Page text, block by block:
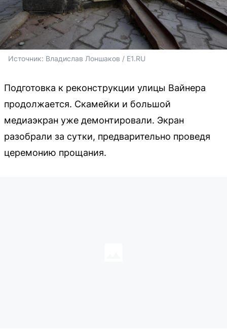
Источник: Владислав Лоншаков / E1.RU
Подготовка к реконструкции улицы Вайнера
продолжается. Скамейки и большой
медиаэкран уже демонтировали. Экран
разобрали за сутки, предварительно проведя
церемонию прощания.